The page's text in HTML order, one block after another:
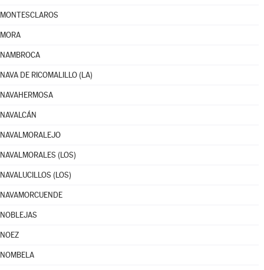
MONTESCLAROS
MORA
NAMBROCA
NAVA DE RICOMALILLO (LA)
NAVAHERMOSA
NAVALCÁN
NAVALMORALEJO
NAVALMORALES (LOS)
NAVALUCILLOS (LOS)
NAVAMORCUENDE
NOBLEJAS
NOEZ
NOMBELA